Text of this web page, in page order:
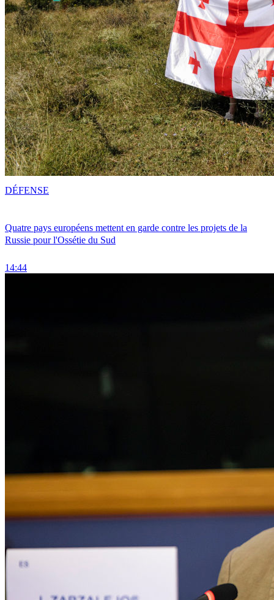
Quatre pays européens mettent en garde contre les projets de la
Russie pour l'Ossétie du Sud
14:44
DÉFENSE